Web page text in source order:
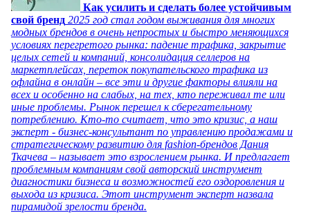
Как усилить и сделать более устойчивым
свой бренд 2025 год стал годом выживания для многих
модных брендов в очень непростых и быстро меняющихся
условиях перегретого рынка: падение трафика, закрытие
целых сетей и компаний, консолидация селлеров на
маркетплейсах, переток покупательского трафика из
офлайна в онлайн – все эти и другие факторы влияли на
всех и особенно на слабых, на тех, кто переживал те или
иные проблемы. Рынок перешел к сберегательному
потреблению. Кто-то считает, что это кризис, а наш
эксперт - бизнес-консультант по управлению продажами и
стратегическому развитию для fashion-брендов Дания
Ткачева – называет это взрослением рынка. И предлагает
проблемным компаниям свой авторский инструмент
диагностики бизнеса и возможностей его оздоровления и
выхода из кризиса. Этот инструмент эксперт назвала
пирамидой зрелости бренда.